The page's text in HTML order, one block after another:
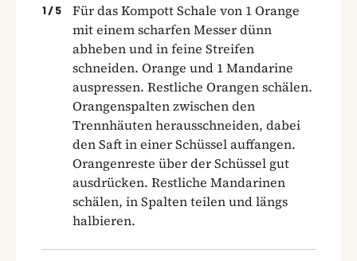
1 / 5
Für das Kompott Schale von 1 Orange
mit einem scharfen Messer dünn
abheben und in feine Streifen
schneiden. Orange und 1 Mandarine
auspressen. Restliche Orangen schälen.
Orangenspalten zwischen den
Trennhäuten herausschneiden, dabei
den Saft in einer Schüssel auffangen.
Orangenreste über der Schüssel gut
ausdrücken. Restliche Mandarinen
schälen, in Spalten teilen und längs
halbieren.